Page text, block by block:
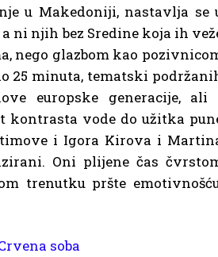
u Makedoniji, nastavlja se
ni njih bez Sredine koja ih
nego glazbom kao
25 minuta, tematski
europske generacije, ali
vode do užitka
i Igora Kirova i
Oni plijene čas
trenutku pršte